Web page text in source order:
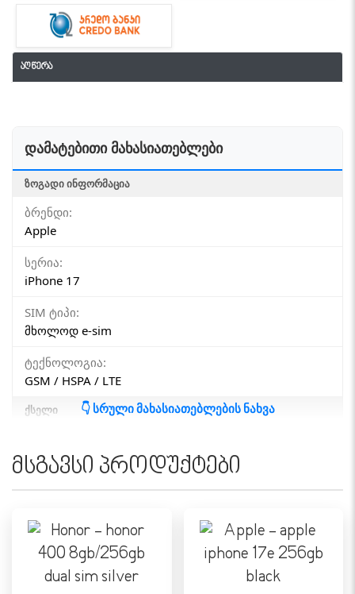
აღწერა
დამატებითი მახასიათებლები
ᲖᲝᲒᲐᲓᲘ ᲘᲜᲤᲝᲠᲛᲐᲪᲘᲐ
ბრენდი:
Apple
სერია:
iPhone 17
SIM ტიპი:
მხოლოდ e-sim
ტექნოლოგია:
GSM / HSPA / LTE
ᲥᲡᲔᲚᲘ
დიახ
5G:
eSIM:
მხოლოდ E-sim
👇 სრული მახასიათებლების ნახვა
მსგავსი პროდუქტები